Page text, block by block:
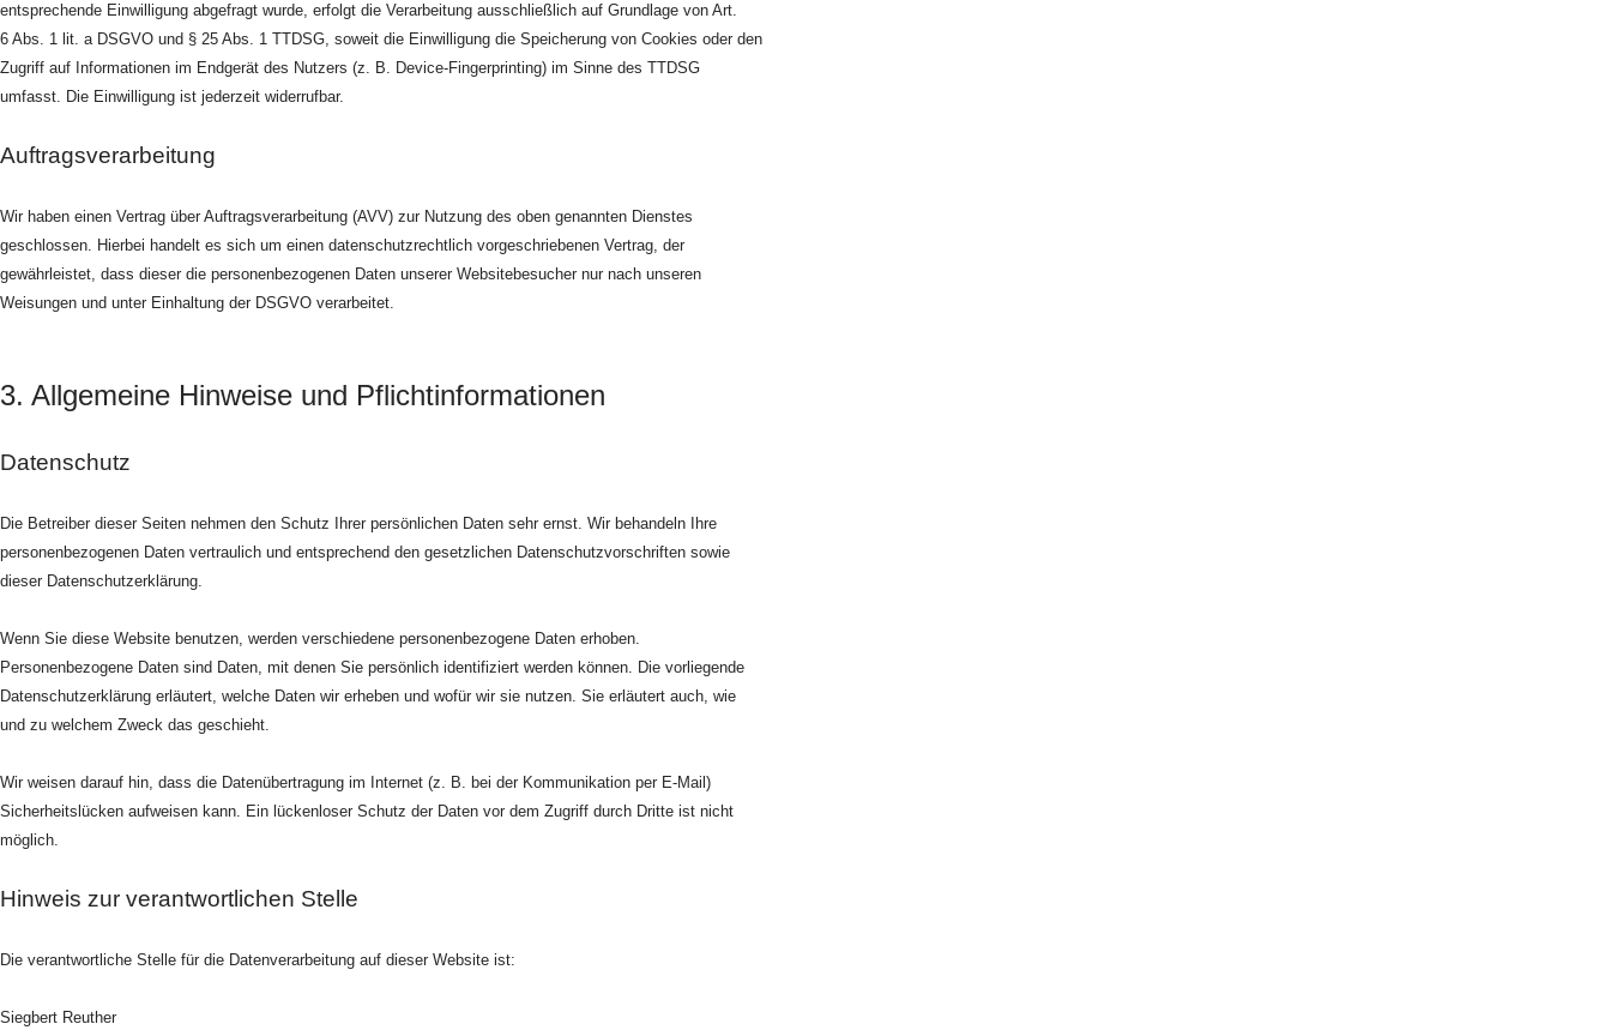
entsprechende Einwilligung abgefragt wurde, erfolgt die Verarbeitung ausschließlich auf Grundlage von Art.
6 Abs. 1 lit. a DSGVO und § 25 Abs. 1 TTDSG, soweit die Einwilligung die Speicherung von Cookies oder den
Zugriff auf Informationen im Endgerät des Nutzers (z. B. Device-Fingerprinting) im Sinne des TTDSG
umfasst. Die Einwilligung ist jederzeit widerrufbar.
Auftragsverarbeitung
Wir haben einen Vertrag über Auftragsverarbeitung (AVV) zur Nutzung des oben genannten Dienstes
geschlossen. Hierbei handelt es sich um einen datenschutzrechtlich vorgeschriebenen Vertrag, der
gewährleistet, dass dieser die personenbezogenen Daten unserer Websitebesucher nur nach unseren
Weisungen und unter Einhaltung der DSGVO verarbeitet.
3. Allgemeine Hinweise und Pflichtinformationen
Datenschutz
Die Betreiber dieser Seiten nehmen den Schutz Ihrer persönlichen Daten sehr ernst. Wir behandeln Ihre
personenbezogenen Daten vertraulich und entsprechend den gesetzlichen Datenschutzvorschriften sowie
dieser Datenschutzerklärung.
Wenn Sie diese Website benutzen, werden verschiedene personenbezogene Daten erhoben.
Personenbezogene Daten sind Daten, mit denen Sie persönlich identifiziert werden können. Die vorliegende
Datenschutzerklärung erläutert, welche Daten wir erheben und wofür wir sie nutzen. Sie erläutert auch, wie
und zu welchem Zweck das geschieht.
Wir weisen darauf hin, dass die Datenübertragung im Internet (z. B. bei der Kommunikation per E-Mail)
Sicherheitslücken aufweisen kann. Ein lückenloser Schutz der Daten vor dem Zugriff durch Dritte ist nicht
möglich.
Hinweis zur verantwortlichen Stelle
Die verantwortliche Stelle für die Datenverarbeitung auf dieser Website ist:
Siegbert Reuther